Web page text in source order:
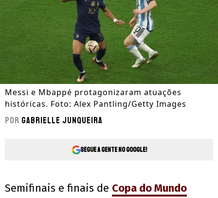
Messi e Mbappé protagonizaram atuações
históricas. Foto: Alex Pantling/Getty Images
Por Gabrielle Junqueira
Segue a gente no Google!
Semifinais e finais de Copa do Mundo